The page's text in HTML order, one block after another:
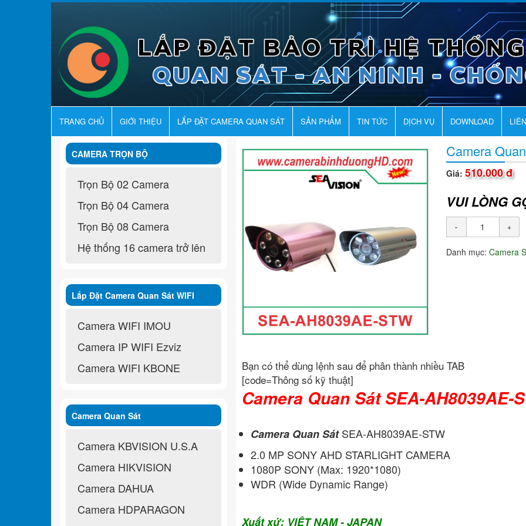
TRANG CHỦ GIỚI THIỆU LẮP ĐẶT CAMERA QUAN SÁT SẢN PHẨM TIN TỨC DỊCH VỤ DOWNLOAD
Camera
Giá: 510.000 đ
VUI LÒNG
Danh mục: Camera
Bạn có thể dùng lệnh sau để phân thành nhiều TAB
[code=Thông số kỹ thuật]
Camera Quan Sát SEA-AH8039AE-
Camera Quan SátSEA-AH8039AE-STW
2.0 MP SONY AHD STARLIGHT CAMERA
1080P SONY (Max: 1920*1080)
WDR (Wide Dynamic Range)
Xuất xứ: VIỆT NAM - JAPAN
CAMERA TRỌN BỘ
Trọn Bộ 02 Camera
Trọn Bộ 04 Camera
Trọn Bộ 08 Camera
Hệ thống 16 camera trở lên
Lắp Đặt Camera Quan Sát WIFI
Không Dây
Camera WIFI IMOU
Camera IP WIFI Ezviz
Camera WIFI KBONE
Camera Quan Sát
Camera KBVISION U.S.A
Camera HIKVISION
Camera DAHUA
Camera HDPARAGON